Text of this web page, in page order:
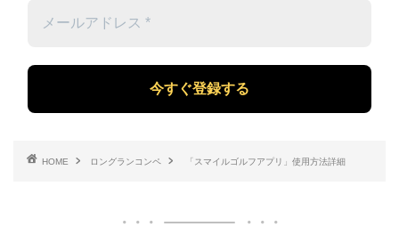
ー
ア
レ
*
HOME ロングランコンペ 「スマイルゴルフアプリ」使用方法詳細